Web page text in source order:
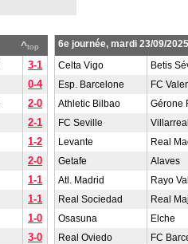
^top
3-1
0-4
2-0
2-1
1-2
2-0
1-1
1-1
1-0
3-0
6e journée, mardi 23/09/2025
Celta Vigo
Betis
Esp. Barcelone
FC
Athletic Bilbao
Gérone
FC Seville
Levante
Real
Getafe
Alaves
Atl. Madrid
Rayo
Real Sociedad
Real
Osasuna
Elche
Real Oviedo
FC